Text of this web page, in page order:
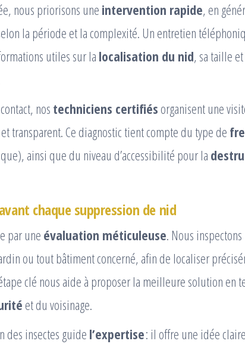
nous priorisons une intervention rapide, en
la période et la complexité. Un entretien
utiles sur lalocalisation du nid, sa taille
nos techniciens certifiés organisent une
et transparent. Ce diagnostic tient compte du type de
ainsi que du niveau d’accessibilité pour la
chaque suppression de nid
par une évaluation méticuleuse. Nous inspectons
ou tout bâtiment concerné, afin de localiser
clé nous aide à proposer la meilleure solution en
et du voisinage.
des insectes guidel’expertise: il offre une idée